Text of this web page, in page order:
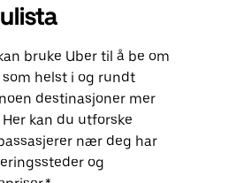
bruke Uber til å be om
helst i og rundt
destinasjoner mer
kan du utforske
nær deg har
og